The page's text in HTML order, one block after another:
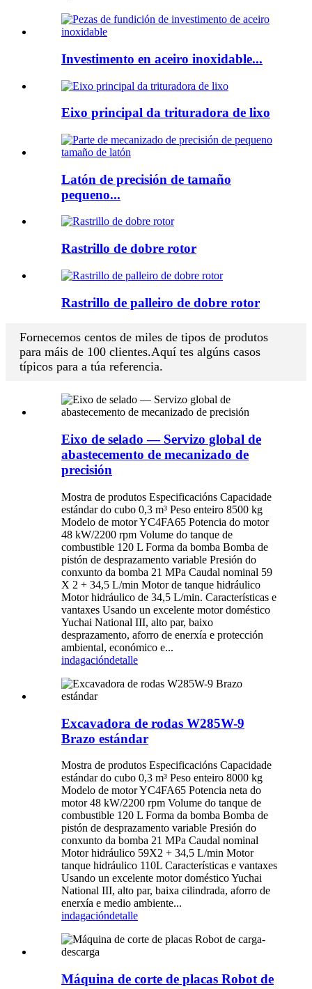
Investimento en aceiro inoxidable...
Eixo principal da trituradora de lixo
Latón de precisión de tamaño
pequeno...
Rastrillo de dobre rotor
Rastrillo de palleiro de dobre rotor
Fornecemos centos de miles de tipos de produtos
para máis de 100 clientes.Aquí tes algúns casos
típicos para a túa referencia.
Eixo de selado — Servizo global de
abastecemento de mecanizado de
precisión
Mostra de produtos Especificacións Capacidade
estándar do cubo 0,3 m³ Peso enteiro 8500 kg
Modelo de motor YC4FA65 Potencia do motor
48 kW/2200 rpm Volume do tanque de
combustible 120 L Forma da bomba Bomba de
pistón de desprazamento variable Presión do
conxunto da bomba 21 MPa Caudal nominal 59
X 2 + 34,5 L/min Motor de tanque hidráulico
Motor hidráulico de 34,5 L/min. Características e
vantaxes Usando un excelente motor doméstico
Yuchai National III, alto par, baixo
desprazamento, aforro de enerxía e protección
ambiental, económico e...
indagacióndetalle
Excavadora de rodas W285W-9
Brazo estándar
Mostra de produtos Especificacións Capacidade
estándar do cubo 0,3 m³ Peso enteiro 8000 kg
Modelo de motor YC4FA65 Potencia neta do
motor 48 kW/2200 rpm Volume do tanque de
combustible 120 L Forma da bomba Bomba de
pistón de desprazamento variable Presión do
conxunto da bomba 21 MPa Caudal nominal
Motor hidráulico 59X2 + 34,5 L/min Motor
tanque hidráulico 110L Características e vantaxes
Usando un excelente motor doméstico Yuchai
National III, alto par, baixa cilindrada, aforro de
enerxía e medio ambiente...
indagacióndetalle
Máquina de corte de placas Robot de